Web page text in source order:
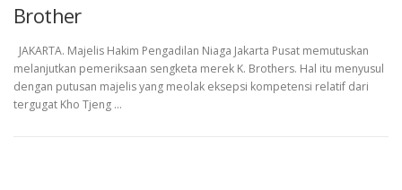
Brother
JAKARTA. Majelis Hakim Pengadilan Niaga Jakarta Pusat memutuskan
melanjutkan pemeriksaan sengketa merek K. Brothers. Hal itu menyusul
dengan putusan majelis yang meolak eksepsi kompetensi relatif dari
tergugat Kho Tjeng …